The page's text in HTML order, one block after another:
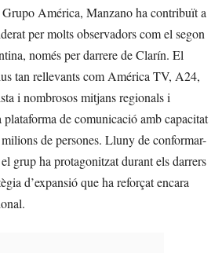
América, Manzano ha contribuït a
per molts observadors com el segon
només per darrere de Clarín. El
tan rellevants com América TV, A24,
i nombrosos mitjans regionals i
de comunicació amb capacitat
de persones. Lluny de conformar-
grup ha protagonitzat durant els darrers
d’expansió que ha reforçat encara